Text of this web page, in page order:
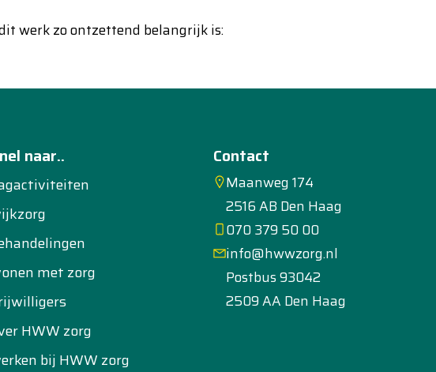
werk zo ontzettend belangrijk is:
naar..
met zorg
HWW zorg
bij HWW zorg
Contact
Maanweg 174
2516 AB Den Haag
070 379 50 00
info@hwwzorg.nl
Postbus 93042
2509 AA Den Haag